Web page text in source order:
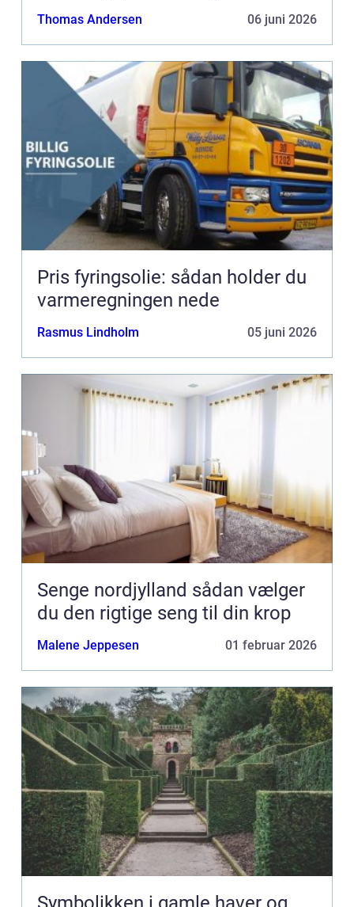
Thomas Andersen 06 juni 2026
Pris fyringsolie: sådan holder du
varmeregningen nede
Rasmus Lindholm 05 juni 2026
Senge nordjylland sådan vælger
du den rigtige seng til din krop
Malene Jeppesen 01 februar 2026